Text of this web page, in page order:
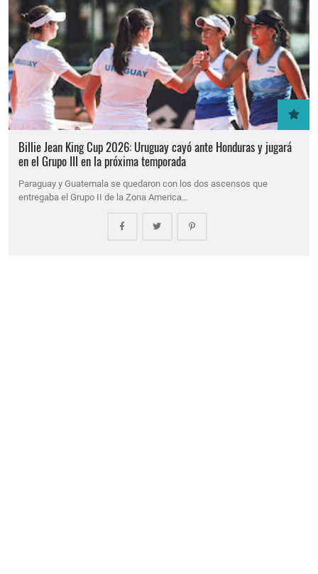
Billie Jean King Cup 2026: Uruguay cayó ante Honduras y jugará
en el Grupo III en la próxima temporada
Paraguay y Guatemala se quedaron con los dos ascensos que
entregaba el Grupo II de la Zona America…